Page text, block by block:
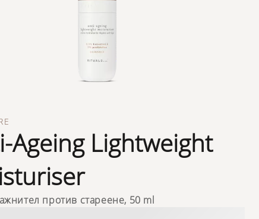
Ageing Lightweight
против стареене, 50 ml